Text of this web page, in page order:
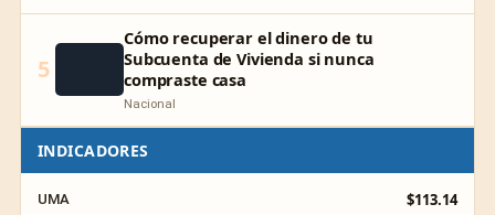
5
Cómo recuperar el dinero de tu
Subcuenta de Vivienda si nunca
compraste casa
Nacional
INDICADORES
UMA $113.14